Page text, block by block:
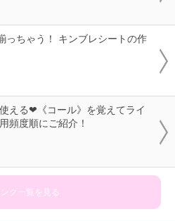
っちゃう！ キンブレシートの作
える❤《コール》を覚えてライ
頻度順にご紹介！
ング一覧を見る